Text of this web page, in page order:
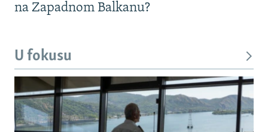
na Zapadnom Balkanu?
U fokusu